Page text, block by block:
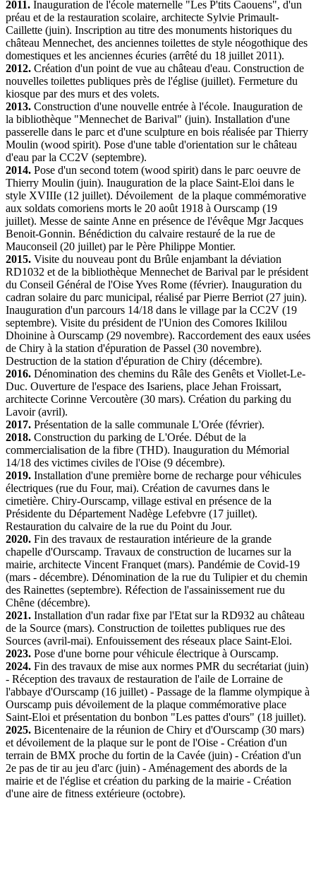
2011. Inauguration de l'école maternelle "Les P'tits Caouens", d'un
préau et de la restauration scolaire, architecte Sylvie Primault-
Caillette (juin). Inscription au titre des monuments historiques du
château Mennechet, des anciennes toilettes de style néogothique des
domestiques et les anciennes écuries (arrêté du 18 juillet 2011).
2012. Création d'un point de vue au château d'eau. Construction de
nouvelles toilettes publiques près de l'église (juillet). Fermeture du
kiosque par des murs et des volets.
2013. Construction d'une nouvelle entrée à l'école. Inauguration de
la bibliothèque "Mennechet de Barival" (juin). Installation d'une
passerelle dans le parc et d'une sculpture en bois réalisée par Thierry
Moulin (wood spirit). Pose d'une table d'orientation sur le château
d'eau par la CC2V (septembre).
2014. Pose d'un second totem (wood spirit) dans le parc oeuvre de
Thierry Moulin (juin). Inauguration de la place Saint-Eloi dans le
style XVIIIe (12 juillet). Dévoilement de la plaque commémorative
aux soldats comoriens morts le 20 août 1918 à Ourscamp (19
juillet). Messe de sainte Anne en présence de l'évêque Mgr Jacques
Benoit-Gonnin. Bénédiction du calvaire restauré de la rue de
Mauconseil (20 juillet) par le Père Philippe Montier.
2015. Visite du nouveau pont du Brûle enjambant la déviation
RD1032 et de la bibliothèque Mennechet de Barival par le président
du Conseil Général de l'Oise Yves Rome (février). Inauguration du
cadran solaire du parc municipal, réalisé par Pierre Berriot (27 juin).
Inauguration d'un parcours 14/18 dans le village par la CC2V (19
septembre). Visite du président de l'Union des Comores Ikililou
Dhoinine à Ourscamp (29 novembre). Raccordement des eaux usées
de Chiry à la station d'épuration de Passel (30 novembre).
Destruction de la station d'épuration de Chiry (décembre).
2016. Dénomination des chemins du Râle des Genêts et Viollet-Le-
Duc. Ouverture de l'espace des Isariens, place Jehan Froissart,
architecte Corinne Vercoutère (30 mars). Création du parking du
Lavoir (avril).
2017. Présentation de la salle communale L'Orée (février).
2018. Construction du parking de L'Orée. Début de la
commercialisation de la fibre (THD). Inauguration du Mémorial
14/18 des victimes civiles de l'Oise (9 décembre).
2019. Installation d'une première borne de recharge pour véhicules
électriques (rue du Four, mai). Création de cavurnes dans le
cimetière. Chiry-Ourscamp, village estival en présence de la
Présidente du Département Nadège Lefebvre (17 juillet).
Restauration du calvaire de la rue du Point du Jour.
2020. Fin des travaux de restauration intérieure de la grande
chapelle d'Ourscamp. Travaux de construction de lucarnes sur la
mairie, architecte Vincent Franquet (mars). Pandémie de Covid-19
(mars - décembre). Dénomination de la rue du Tulipier et du chemin
des Rainettes (septembre). Réfection de l'assainissement rue du
Chêne (décembre).
2021. Installation d'un radar fixe par l'Etat sur la RD932 au château
de la Source (mars). Construction de toilettes publiques rue des
Sources (avril-mai). Enfouissement des réseaux place Saint-Eloi.
2023. Pose d'une borne pour véhicule électrique à Ourscamp.
2024. Fin des travaux de mise aux normes PMR du secrétariat (juin)
- Réception des travaux de restauration de l'aile de Lorraine de
l'abbaye d'Ourscamp (16 juillet) - Passage de la flamme olympique à
Ourscamp puis dévoilement de la plaque commémorative place
Saint-Eloi et présentation du bonbon "Les pattes d'ours" (18 juillet).
2025. Bicentenaire de la réunion de Chiry et d'Ourscamp (30 mars)
et dévoilement de la plaque sur le pont de l'Oise - Création d'un
terrain de BMX proche du fortin de la Cavée (juin) - Création d'un
2e pas de tir au jeu d'arc (juin) - Aménagement des abords de la
mairie et de l'église et création du parking de la mairie - Création
d'une aire de fitness extérieure (octobre).